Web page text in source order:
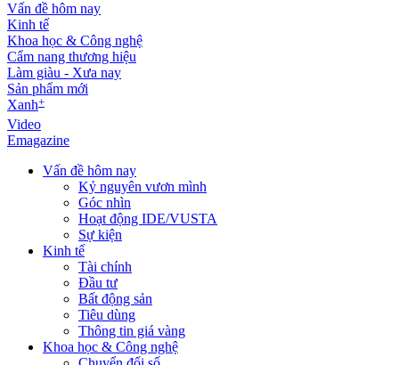
Vấn đề hôm nay
Kinh tế
Khoa học & Công nghệ
Cẩm nang thương hiệu
Làm giàu - Xưa nay
Sản phẩm mới
Xanh+
Video
Emagazine
Vấn đề hôm nay
Kỷ nguyên vươn mình
Góc nhìn
Hoạt động IDE/VUSTA
Sự kiện
Kinh tế
Tài chính
Đầu tư
Bất động sản
Tiêu dùng
Thông tin giá vàng
Khoa học & Công nghệ